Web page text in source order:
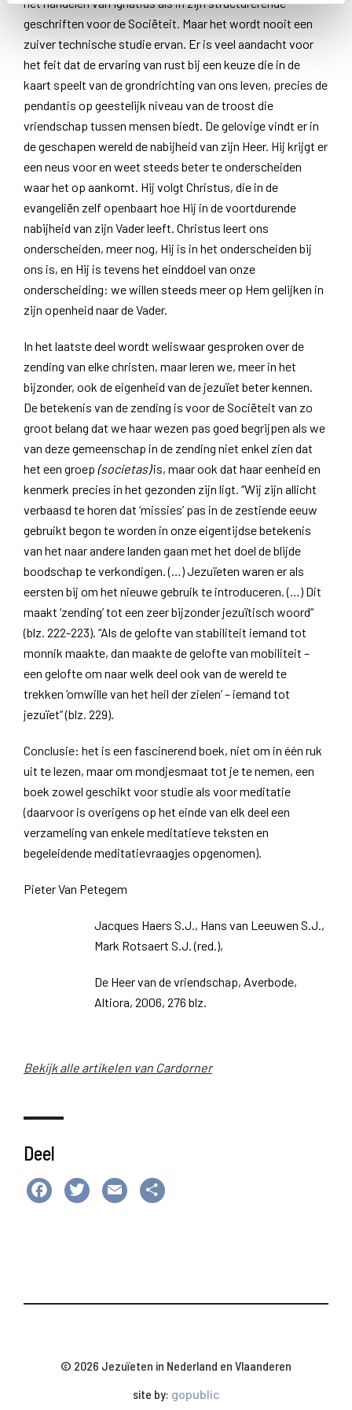
geschriften voor de Sociëteit. Maar het wordt nooit een
zuiver technische studie ervan. Er is veel aandacht voor
het feit dat de ervaring van rust bij een keuze die in de
kaart speelt van de grondrichting van ons leven, precies de
pendantis op geestelijk niveau van de troost die
vriendschap tussen mensen biedt. De gelovige vindt er in
de geschapen wereld de nabijheid van zijn Heer. Hij krijgt er
een neus voor en weet steeds beter te onderscheiden
waar het op aankomt. Hij volgt Christus, die in de
evangeliën zelf openbaart hoe Hij in de voortdurende
nabijheid van zijn Vader leeft. Christus leert ons
onderscheiden, meer nog, Hij is in het onderscheiden bij
ons is, en Hij is tevens het einddoel van onze
onderscheiding: we willen steeds meer op Hem gelijken in
zijn openheid naar de Vader.
In het laatste deel wordt weliswaar gesproken over de
zending van elke christen, maar leren we, meer in het
bijzonder, ook de eigenheid van de jezuïet beter kennen.
De betekenis van de zending is voor de Sociëteit van zo
groot belang dat we haar wezen pas goed begrijpen als we
van deze gemeenschap in de zending niet enkel zien dat
het een groep (societas)is, maar ook dat haar eenheid en
kenmerk precies in het gezonden zijn ligt. “Wij zijn allicht
verbaasd te horen dat ‘missies’ pas in de zestiende eeuw
gebruikt begon te worden in onze eigentijdse betekenis
van het naar andere landen gaan met het doel de blijde
boodschap te verkondigen. (…) Jezuïeten waren er als
eersten bij om het nieuwe gebruik te introduceren. (…) Dit
maakt ‘zending’ tot een zeer bijzonder jezuïtisch woord”
(blz. 222-223). “Als de gelofte van stabiliteit iemand tot
monnik maakte, dan maakte de gelofte van mobiliteit –
een gelofte om naar welk deel ook van de wereld te
trekken ‘omwille van het heil der zielen’ – iemand tot
jezuïet” (blz. 229).
Conclusie: het is een fascinerend boek, niet om in één ruk
uit te lezen, maar om mondjesmaat tot je te nemen, een
boek zowel geschikt voor studie als voor meditatie
(daarvoor is overigens op het einde van elk deel een
verzameling van enkele meditatieve teksten en
begeleidende meditatievraagjes opgenomen).
Pieter Van Petegem
Jacques Haers S.J., Hans van Leeuwen S.J.,
Mark Rotsaert S.J. (red.),
De Heer van de vriendschap, Averbode,
Altiora, 2006, 276 blz.
Bekijk alle artikelen van Cardorner
Deel
FacebookTwitter Email
© 2026 Jezuïeten in Nederland en Vlaanderen
site by: gopublic